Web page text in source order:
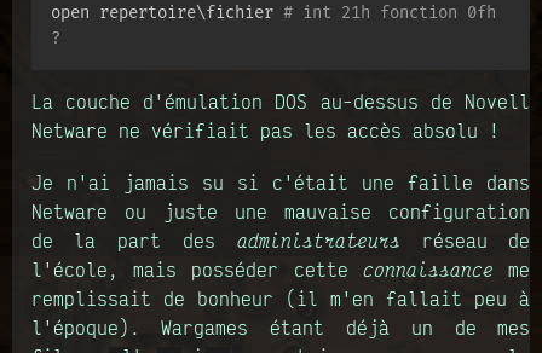
open repertoire\fichier # int 21h fonction 0fh
?
La couche d'émulation DOS au-dessus de Novell
Netware ne vérifiait pas les accès absolu !
Je n'ai jamais su si c'était une faille dans
Netware ou juste une mauvaise configuration
de la part des administrateurs réseau de
l'école, mais posséder cetteconnaissance me
remplissait de bonheur (il m'en fallait peu à
l'époque). Wargames étant déjà un de mes